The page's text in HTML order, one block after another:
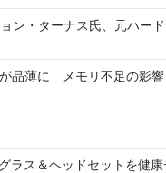
ン・ターナス氏、元ハー
が品薄に メモリ不足の影響
ラス＆ヘッドセットを健